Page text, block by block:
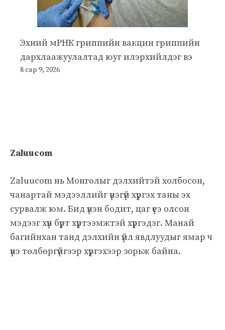
Эхний мРНК гриппийн вакцин гриппийн
дархлаажуулалтад юуг илэрхийлдэг вэ
8 сар 9, 2026
Zaluucom
Zaluucom нь Монголыг дэлхийтэй холбосон,
чанартай мэдээллийг үнэгүй хүргэх таны эх
сурвалж юм. Бид үнэн бодит, цаг үеэ олсон
мэдээг хүн бүрт хүртээмжтэй хүргэдэг. Манай
багийнхан танд дэлхийн үйл явдлуудыг ямар ч
үнэ төлбөргүйгээр хүргэхээр зорьж байна.